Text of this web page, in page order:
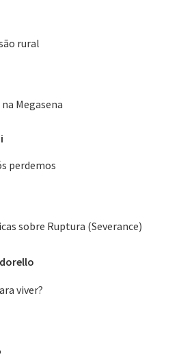
rural
Megasena
perdemos
sobre Ruptura (Severance)
viver?